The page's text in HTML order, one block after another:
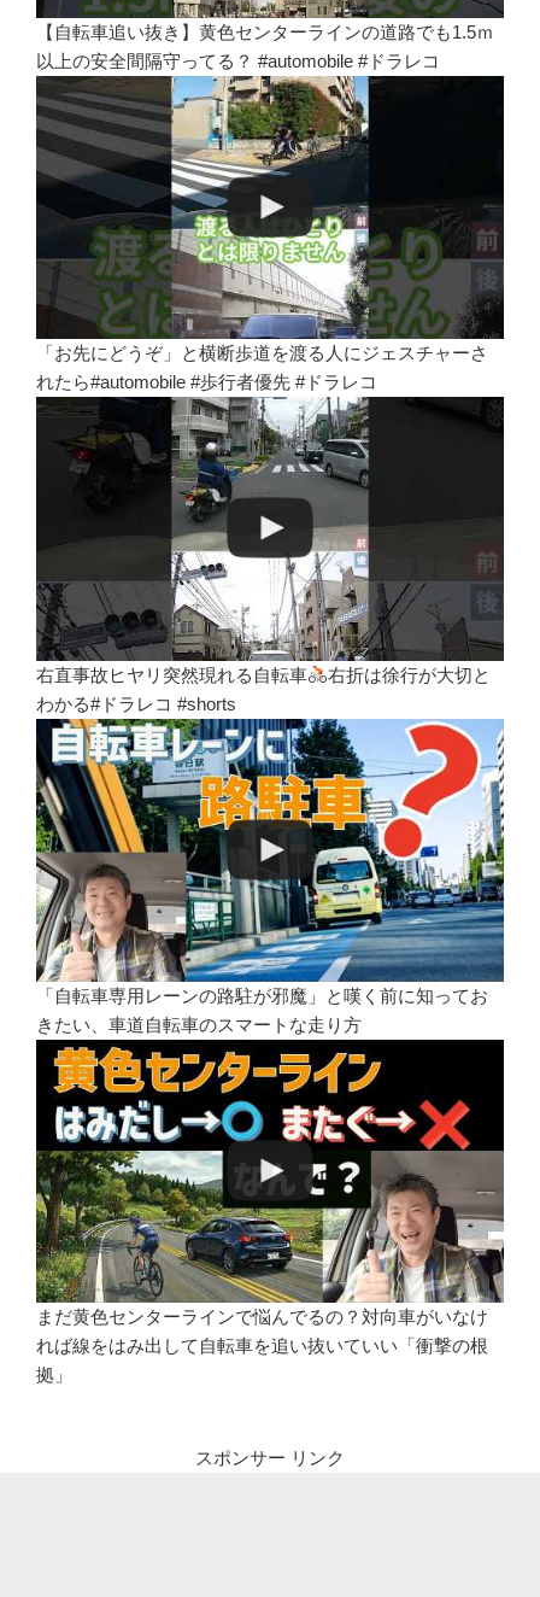
【自転車追い抜き】黄色センターラインの道路でも1.5ｍ
以上の安全間隔守ってる？ #automobile #ドラレコ
「お先にどうぞ」と横断歩道を渡る人にジェスチャーさ
れたら#automobile #歩行者優先 #ドラレコ
右直事故ヒヤリ突然現れる自転車
右折は徐行が大切と
わかる#ドラレコ #shorts
「自転車専用レーンの路駐が邪魔」と嘆く前に知ってお
きたい、車道自転車のスマートな走り方
まだ黄色センターラインで悩んでるの？対向車がいなけ
れば線をはみ出して自転車を追い抜いていい「衝撃の根
拠」
スポンサー リンク